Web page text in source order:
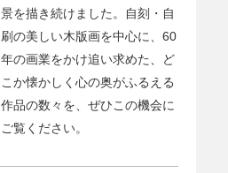
景を描き続けました。自刻・自
刷の美しい木版画を中心に、60
年の画業をかけ追い求めた、ど
こか懐かしく心の奥がふるえる
作品の数々を、ぜひこの機会に
ご覧ください。